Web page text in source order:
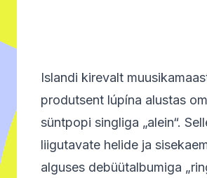
Islandi kirevalt
produtsent lúpína alustas
süntpopi singliga „alein“.
liigutavate helide ja
alguses debüütalbumiga